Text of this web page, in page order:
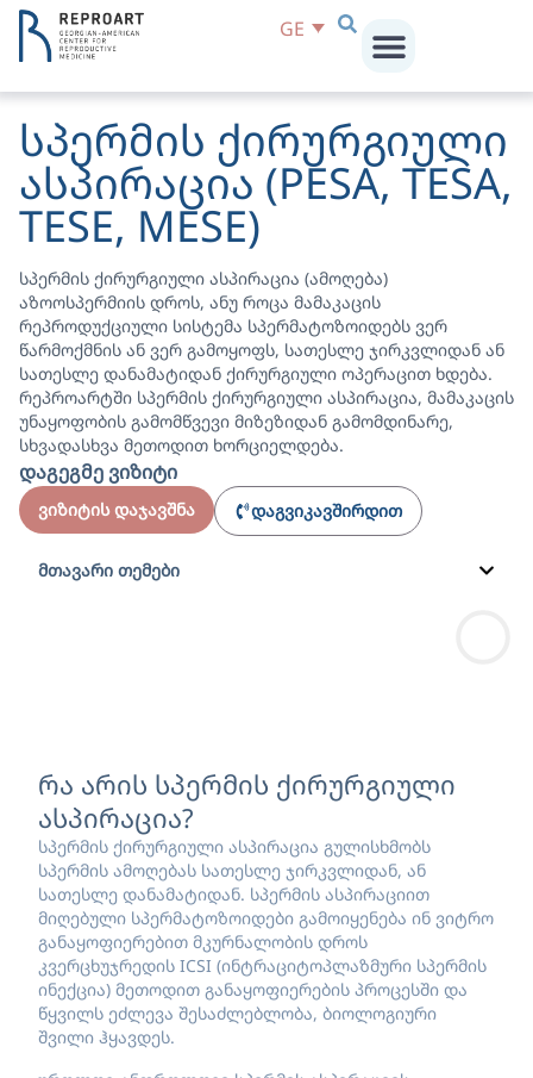
GE
სპერმის ქირურგიული
ასპირაცია (PESA, TESA,
TESE, MESE)
სპერმის ქირურგიული ასპირაცია (ამოღება)
აზოოსპერმიის დროს, ანუ როცა მამაკაცის
რეპროდუქციული სისტემა სპერმატოზოიდებს ვერ
წარმოქმნის ან ვერ გამოყოფს, სათესლე ჯირკვლიდან ან
სათესლე დანამატიდან ქირურგიული ოპერაცით ხდება.
რეპროარტში სპერმის ქირურგიული ასპირაცია, მამაკაცის
უნაყოფობის გამომწვევი მიზეზიდან გამომდინარე,
სხვადასხვა მეთოდით ხორციელდება.
დაგეგმე ვიზიტი
ვიზიტის დაჯავშნა დაგვიკავშირდით
მთავარი თემები
რა არის სპერმის ქირურგიული
ასპირაცია?
სპერმის ქირურგიული ასპირაცია გულისხმობს
სპერმის ამოღებას სათესლე ჯირკვლიდან, ან
სათესლე დანამატიდან. სპერმის ასპირაციით
მიღებული სპერმატოზოიდები გამოიყენება ინ ვიტრო
განაყოფიერებით მკურნალობის დროს
კვერცხუჯრედის ICSI (ინტრაციტოპლაზმური სპერმის
ინექცია) მეთოდით განაყოფიერების პროცესში და
წყვილს ეძლევა შესაძლებლობა, ბიოლოგიური
შვილი ჰყავდეს.